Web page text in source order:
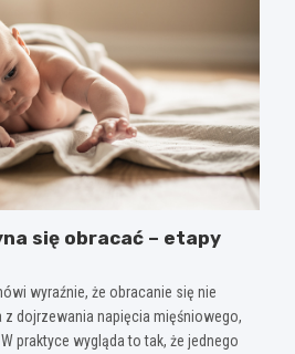
się obracać – etapy
wyraźnie, że obracanie się nie
dojrzewania napięcia mięśniowego,
praktyce wygląda to tak, że jednego